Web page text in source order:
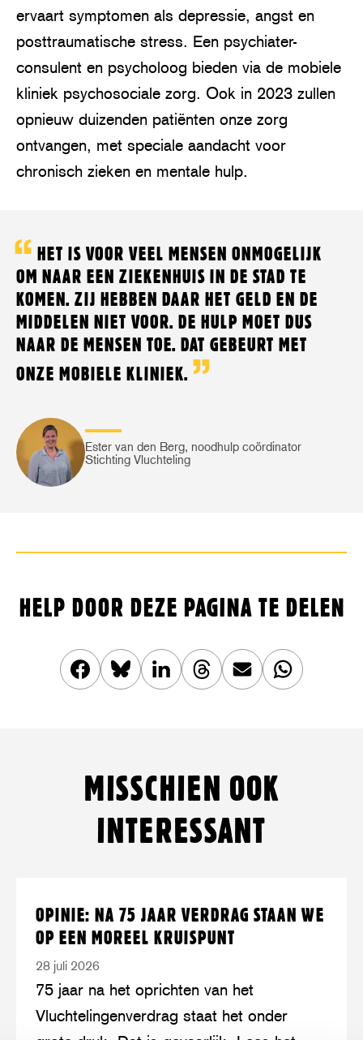
ervaart symptomen als depressie, angst en
posttraumatische stress. Een psychiater-
consulent en psycholoog bieden via de mobiele
kliniek psychosociale zorg. Ook in 2023 zullen
opnieuw duizenden patiënten onze zorg
ontvangen, met speciale aandacht voor
chronisch zieken en mentale hulp.
HET IS VOOR VEEL MENSEN ONMOGELIJK
OM NAAR EEN ZIEKENHUIS IN DE STAD TE
KOMEN. ZIJ HEBBEN DAAR HET GELD EN DE
MIDDELEN NIET VOOR. DE HULP MOET DUS
NAAR DE MENSEN TOE. DAT GEBEURT MET
ONZE MOBIELE KLINIEK.
Ester van den Berg, noodhulp coördinator
Stichting Vluchteling
HELP DOOR DEZE PAGINA TE DELEN
Deel
Facebook
Share
Twitter/Bluesky
Deel
LinkedIn
Share
Threads
Deel
mail
Deel
WhatsApp
MISSCHIEN OOK
INTERESSANT
OPINIE: NA 75 JAAR VERDRAG STAAN WE
OP EEN MOREEL KRUISPUNT
28 juli 2026
75 jaar na het oprichten van het
Vluchtelingenverdrag staat het onder
meer
Opinie:
jaar
Verdrag